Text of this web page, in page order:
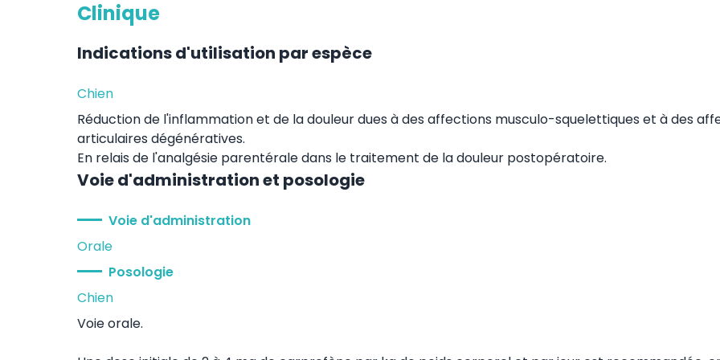
Clinique
Indications d'utilisation par espèce
Chien
Réduction de l'inflammation et de la douleur dues à des affections musculo-squelettiques et à des
articulaires dégénératives.
En relais de l'analgésie parentérale dans le traitement de la douleur postopératoire.
Voie d'administration et posologie
Voie d'administration
Orale
Posologie
Chien
Voie orale.